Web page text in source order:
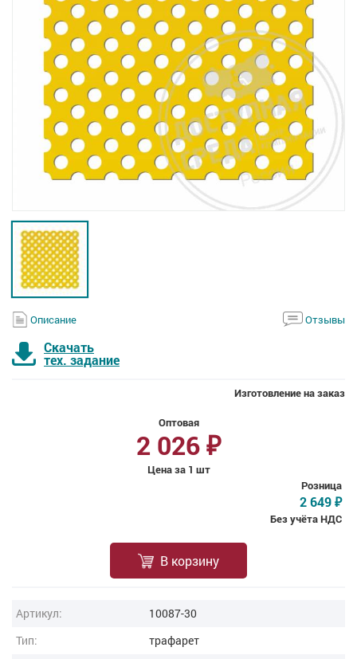
Описание Отзывы
Скачать
тех. задание
Изготовление на заказ
Оптовая
2 026 ₽
Цена за 1 шт
Розница
2 649 ₽
Без учёта НДС
В корзину
Артикул:
10087-30
Тип:
трафарет